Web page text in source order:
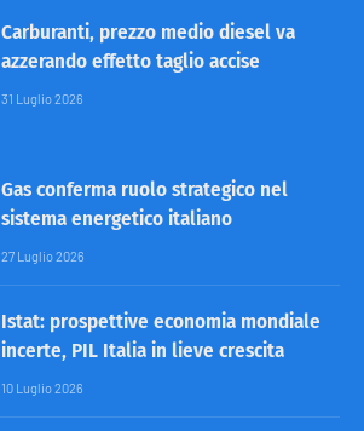
Carburanti, prezzo medio diesel va
azzerando effetto taglio accise
31 Luglio 2026
Gas conferma ruolo strategico nel
sistema energetico italiano
27 Luglio 2026
Istat: prospettive economia mondiale
incerte, PIL Italia in lieve crescita
10 Luglio 2026